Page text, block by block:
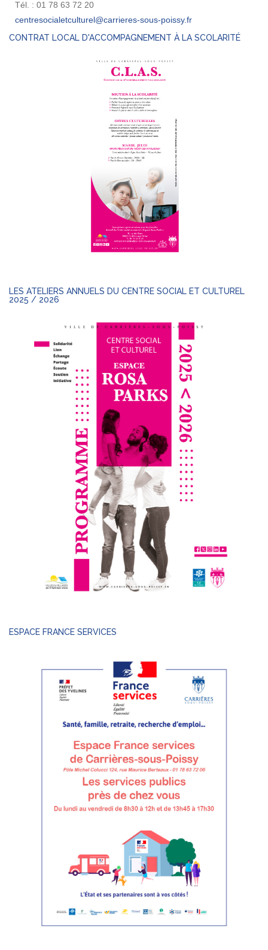
Tél. : 01 78 63 72 20
CONTRAT LOCAL D'ACCOMPAGNEMENT À LA SCOLARITÉ
LES ATELIERS ANNUELS DU CENTRE SOCIAL ET CULTUREL
2025 / 2026
ESPACE FRANCE SERVICES